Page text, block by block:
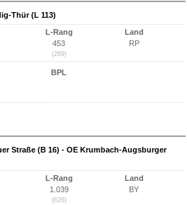
Thür (L 113)
L-Rang
453
(289)
Land
RP
BPL
Straße (B 16) - OE Krumbach-Augsburger
L-Rang
1.039
(626)
Land
BY